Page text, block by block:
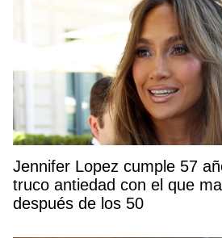
Jennifer Lopez cumple 57
truco antiedad con el que
después de los 50